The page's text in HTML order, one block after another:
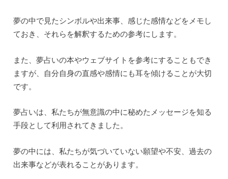
夢の中で見たシンボルや出来事、感じた感情などをメモし
ておき、それらを解釈するための参考にします。
また、夢占いの本やウェブサイトを参考にすることもでき
ますが、自分自身の直感や感情にも耳を傾けることが大切
です。
夢占いは、私たちが無意識の中に秘めたメッセージを知る
手段として利用されてきました。
夢の中には、私たちが気づいていない願望や不安、過去の
出来事などが表れることがあります。